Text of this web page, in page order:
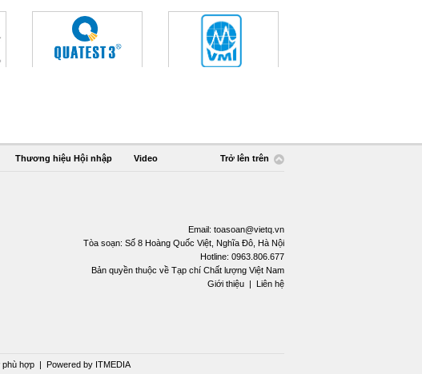
Thương hiệu Hội nhập Video Trở lên trên
Email: toasoan@vietq.vn
Tòa soạn: Số 8 Hoàng Quốc Việt, Nghĩa Đô, Hà Nội
Hotline: 0963.806.677
Bản quyền thuộc về Tạp chí Chất lượng Việt Nam
Giới thiệu | Liên hệ
hợp | Powered by ITMEDIA